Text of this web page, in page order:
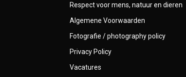
Respect voor mens, natuur en dieren
Algemene Voorwaarden
Fotografie / photography policy
Privacy Policy
Vacatures